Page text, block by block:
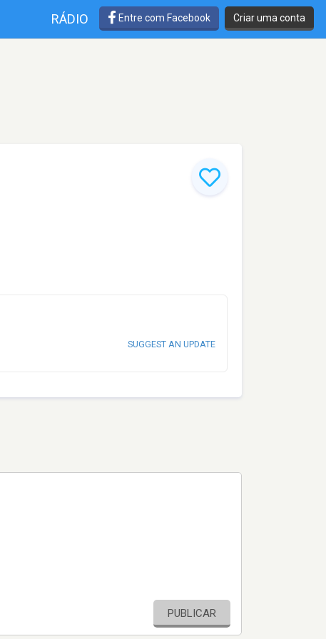
RÁDIO Entre com Facebook Criar uma conta
SUGGEST AN UPDATE
PUBLICAR